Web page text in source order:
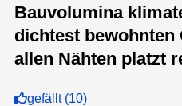
Bauvolumina
dichtest bewohnten
allen Nähten platzt
gefällt(10)